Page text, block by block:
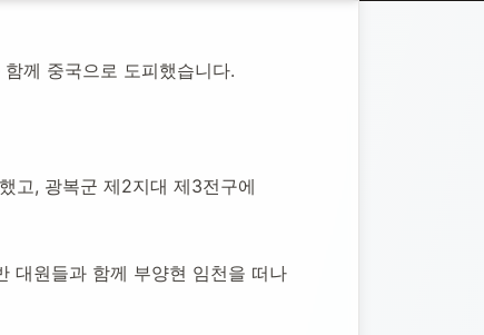
께 중국으로 도피했습니다.
고, 광복군 제2지대 제3전구에
대원들과 함께 부양현 임천을 떠나